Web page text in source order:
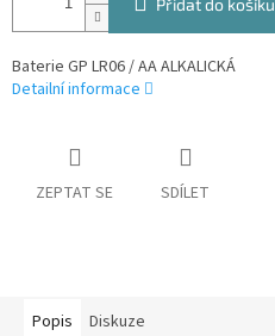
Přidat do košíku
Baterie GP LR06 / AA ALKALICKÁ
Detailní informace
ZEPTAT SE SDÍLET
Popis Diskuze